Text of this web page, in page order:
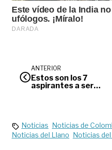
ANTERIOR
Estos son los 7
aspirantes a ser
Noticias Noticias de
Noticias del Llano Noticias